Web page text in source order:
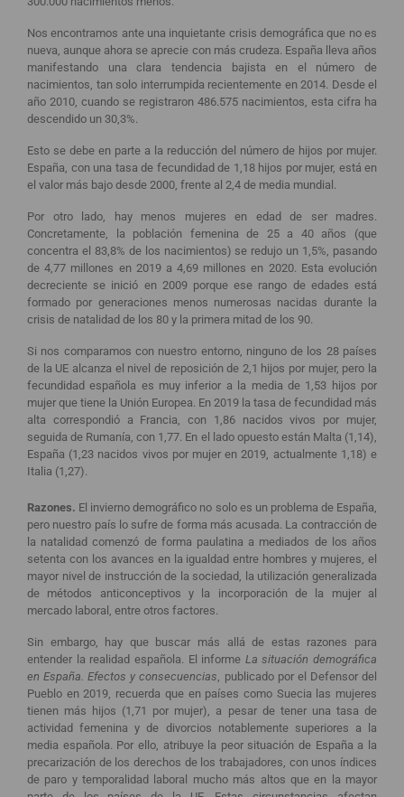
Nos encontramos ante una inquietante crisis demográfica que no es
nueva, aunque ahora se aprecie con más crudeza. España lleva años
manifestando una clara tendencia bajista en el número de
nacimientos, tan solo interrumpida recientemente en 2014. Desde el
año 2010, cuando se registraron 486.575 nacimientos, esta cifra ha
descendido un 30,3%.
Esto se debe en parte a la reducción del número de hijos por mujer.
España, con una tasa de fecundidad de 1,18 hijos por mujer, está en
el valor más bajo desde 2000, frente al 2,4 de media mundial.
Por otro lado, hay menos mujeres en edad de ser madres.
Concretamente, la población femenina de 25 a 40 años (que
concentra el 83,8% de los nacimientos) se redujo un 1,5%, pasando
de 4,77 millones en 2019 a 4,69 millones en 2020. Esta evolución
decreciente se inició en 2009 porque ese rango de edades está
formado por generaciones menos numerosas nacidas durante la
crisis de natalidad de los 80 y la primera mitad de los 90.
Si nos comparamos con nuestro entorno, ninguno de los 28 países
de la UE alcanza el nivel de reposición de 2,1 hijos por mujer, pero la
fecundidad española es muy inferior a la media de 1,53 hijos por
mujer que tiene la Unión Europea. En 2019 la tasa de fecundidad más
alta correspondió a Francia, con 1,86 nacidos vivos por mujer,
seguida de Rumanía, con 1,77. En el lado opuesto están Malta (1,14),
España (1,23 nacidos vivos por mujer en 2019, actualmente 1,18) e
Italia (1,27).
Razones. El invierno demográfico no solo es un problema de España,
pero nuestro país lo sufre de forma más acusada. La contracción de
la natalidad comenzó de forma paulatina a mediados de los años
setenta con los avances en la igualdad entre hombres y mujeres, el
mayor nivel de instrucción de la sociedad, la utilización generalizada
de métodos anticonceptivos y la incorporación de la mujer al
mercado laboral, entre otros factores.
Sin embargo, hay que buscar más allá de estas razones para
entender la realidad española. El informe La situación demográfica
en España. Efectos y consecuencias , publicado por el Defensor del
Pueblo en 2019, recuerda que en países como Suecia las mujeres
tienen más hijos (1,71 por mujer), a pesar de tener una tasa de
actividad femenina y de divorcios notablemente superiores a la
media española. Por ello, atribuye la peor situación de España a la
precarización de los derechos de los trabajadores, con unos índices
de paro y temporalidad laboral mucho más altos que en la mayor